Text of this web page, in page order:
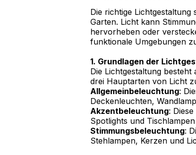
Die richtige Lichtgestaltung
Garten. Licht kann
hervorheben oder
funktionale Umgebungen
1. Grundlagen der
Die Lichtgestaltung besteht
drei Hauptarten von Licht
Allgemeinbeleuchtung:
Deckenleuchten,
Akzentbeleuchtung:
Spotlights und
Stimmungsbeleuchtung:
Stehlampen, Kerzen und